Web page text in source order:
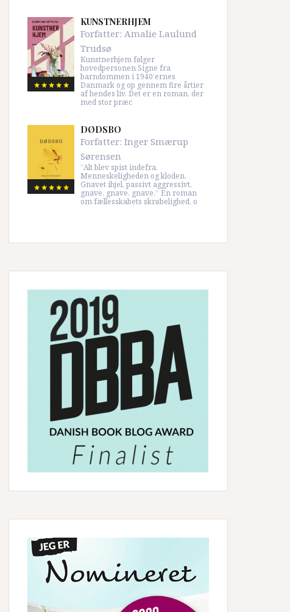
KUNSTNERHJEM
Forfatter: Amalie Laulund
Trudsø
Kunstnerhjem følger
hovedpersonen Signe fra
barndommen i 1940’ernes
Danmark og op gennem fire årtier
af hendes liv. Det er en roman, der
med stor præc
DØDSBO
Forfatter: Inger Smærup
Sørensen
”Alt blev spist indefra.
Menneskeligheden og kloden.
Gnavet ihjel, passivt aggressivt,
gnave, gnave, gnave.” En roman
om fællesskabets skrøbelighed, o